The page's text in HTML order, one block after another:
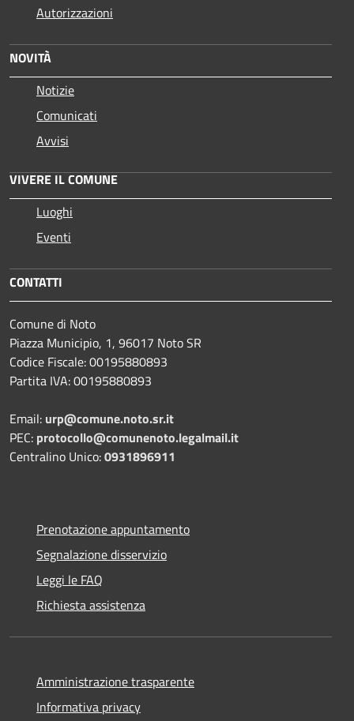
Autorizzazioni
NOVITÀ
Notizie
Comunicati
Avvisi
VIVERE IL COMUNE
Luoghi
Eventi
CONTATTI
Comune di Noto
Piazza Municipio, 1, 96017 Noto SR
Codice Fiscale: 00195880893
Partita IVA: 00195880893
Email: urp@comune.noto.sr.it
PEC: protocollo@comunenoto.legalmail.it
Centralino Unico:0931896911
Prenotazione appuntamento
Segnalazione disservizio
Leggi le FAQ
Richiesta assistenza
Amministrazione trasparente
Informativa privacy